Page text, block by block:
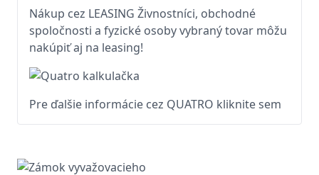
Nákup cez LEASING Živnostníci, obchodné
spoločnosti a fyzické osoby vybraný tovar môžu
nakúpiť aj na leasing!
Pre ďalšie informácie cez QUATRO kliknite sem